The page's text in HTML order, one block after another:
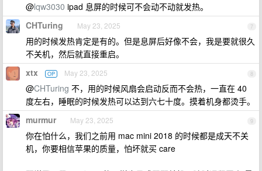
@lqw3030 ipad 息屏的时候可不会动不动就发热。
7
CHTuring May 23, 2025
用的时候发热肯定是有的。但是息屏后好像不会，我是要就很久
不关机，然后就直接重启。
8
xtx OP May 23, 2025
@CHTuring 不，用的时候风扇会启动反而不会热，一直在 40
度左右，睡眠的时候发热可以达到六七十度。摸着机身都烫手。
9
murmur May 23, 2025
你在怕什么，我们之前用 mac mini 2018 的时候都是成天不关
机，你要相信苹果的质量，怕坏就买 care